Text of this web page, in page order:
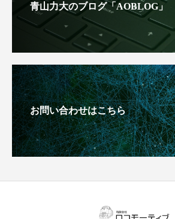
青山力大のブログ「AOBLOG」
お問い合わせはこちら